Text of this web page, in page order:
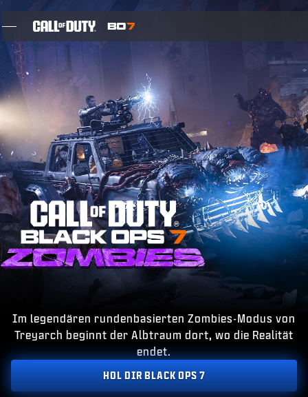
FEATURES
SAISON 05
GEHEIMDATEN-REGISTRIERUNG
BLOG
SPIELE
NEWS
ESPORTS
KUNDENDIENST
JETZT REGISTRIEREN
Im legendären rundenbasierten Zombies-Modus von
Treyarch beginnt der Albtraum dort, wo die Realität
endet.
HOL DIR BLACK OPS 7